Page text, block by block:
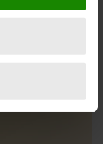
kan zijn
(fingerprinting)